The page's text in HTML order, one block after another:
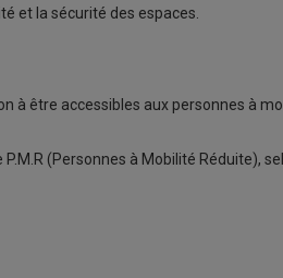
et la sécurité des espaces.
à être accessibles aux personnes à
(Personnes à Mobilité Réduite),